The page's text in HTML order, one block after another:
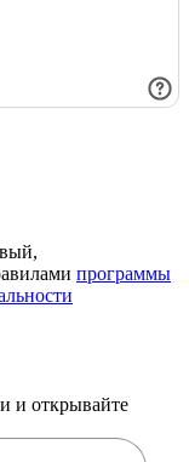
программы
и открывайте